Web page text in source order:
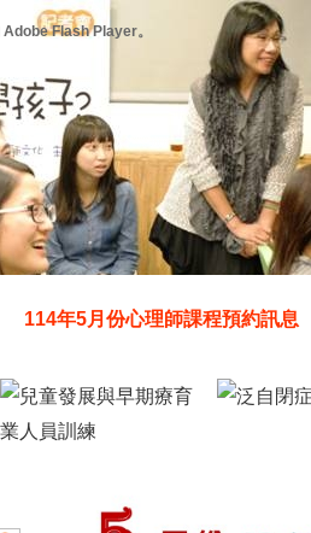
Flash Player。
114年5月份心理師課程預約訊息